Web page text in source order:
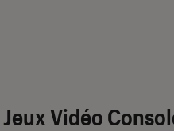
Vidéo